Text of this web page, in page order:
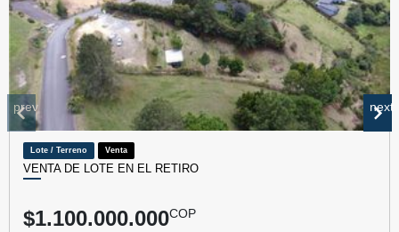
Lote / Terreno Venta
VENTA DE LOTE EN EL RETIRO
$1.100.000.000COP
prev next